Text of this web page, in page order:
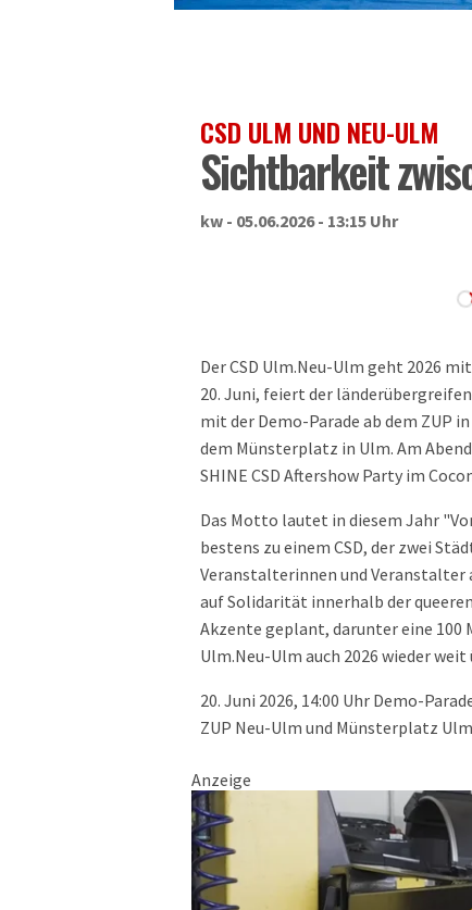
CSD ULM UND NEU-ULM
Sichtbarkeit
kw - 05.06.2026 - 13:15 Uhr
Der CSD Ulm.Neu-Ulm geht 2026
20. Juni, feiert der
mit der Demo-Parade ab dem ZUP
dem Münsterplatz in Ulm. Am
SHINE CSD Aftershow Party im
Das Motto lautet in diesem Jahr
bestens zu einem CSD, der zwei
Veranstalterinnen und Veranstalter
auf Solidarität innerhalb der
Akzente geplant, darunter eine 100
Ulm.Neu-Ulm auch 2026 wieder
20. Juni 2026, 14:00 Uhr Demo-
ZUP Neu-Ulm und Münsterplatz
Anzeige